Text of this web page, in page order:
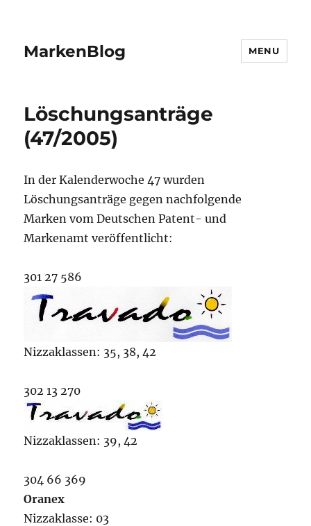
MarkenBlog MENU
Löschungsanträge
(47/2005)
In der Kalenderwoche 47 wurden
Löschungsanträge gegen nachfolgende
Marken vom Deutschen Patent- und
Markenamt veröffentlicht:
301 27 586
Nizzaklassen: 35, 38, 42
302 13 270
Nizzaklassen: 39, 42
304 66 369
Oranex
Nizzaklasse: 03